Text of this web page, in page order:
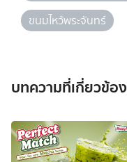
ขนมไหว้พระจันทร์
บทความที่เกี่ยวข้อง